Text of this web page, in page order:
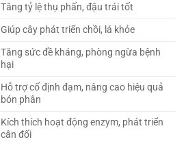
Tăng tỷ lệ thụ phấn, đậu trái tốt
Giúp cây phát triển chồi, lá khỏe
Tăng sức đề kháng, phòng ngừa bệnh
hại
Hỗ trợ cố định đạm, nâng cao hiệu quả
bón phân
Kích thích hoạt động enzym, phát triển
cân đối